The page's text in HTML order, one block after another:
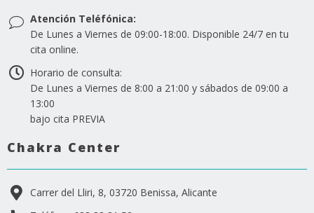
Atención Teléfónica:
De Lunes a Viernes de 09:00-18:00. Disponible 24/7 en tu
cita online.
Horario de consulta:
De Lunes a Viernes de 8:00 a 21:00 y sábados de 09:00 a
13:00
bajo cita PREVIA
Chakra Center
Carrer del Lliri, 8, 03720 Benissa, Alicante